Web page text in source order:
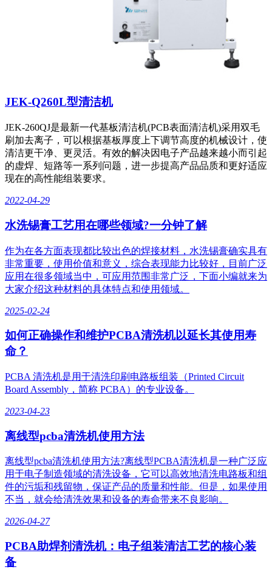
JEK-Q260L型清洁机
JEK-260QJ是最新一代基板清洁机(PCB表面清洁机)采用双毛
刷加去离子，可以根据基板厚度上下调节高度的机械设计，使
清洁更干净、更灵活。有效的解决因电子产品越来越小而引起
的虚焊、短路等一系列问题，进一步提高产品品质和更好适应
现在的高性能组装要求。
2022-04-29
水洗锡膏工艺用在哪些领域?一分钟了解
作为在各方面表现都比较出色的焊接材料，水洗锡膏确实具有
非常重要，使用价值和意义，综合表现能力比较好，目前广泛
应用在很多领域当中，可应用范围非常广泛，下面小编就来为
大家介绍这种材料的具体特点和使用领域。
2025-02-24
如何正确操作和维护PCBA清洗机以延长其使用寿
命？
PCBA 清洗机是用于清洗印刷电路板组装（Printed Circuit
Board Assembly，简称 PCBA）的专业设备。
2023-04-23
离线型pcba清洗机使用方法
离线型pcba清洗机使用方法?离线型PCBA清洗机是一种广泛应
用于电子制造领域的清洗设备，它可以高效地清洗电路板和组
件的污垢和残留物，保证产品的质量和性能。但是，如果使用
不当，就会给清洗效果和设备的寿命带来不良影响。
2026-04-27
PCBA助焊剂清洗机：电子组装清洁工艺的核心装
备